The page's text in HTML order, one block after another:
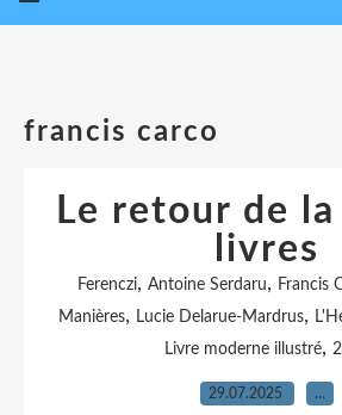
francis carco
Le retour de
livres
Ferenczi, Antoine Serdaru, Francis
Manières, Lucie Delarue-Mardrus,
Livre moderne illustré,
29.07.2025 …